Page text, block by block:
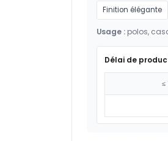
Finition élégante
Usage : polos,
Délai de
≤